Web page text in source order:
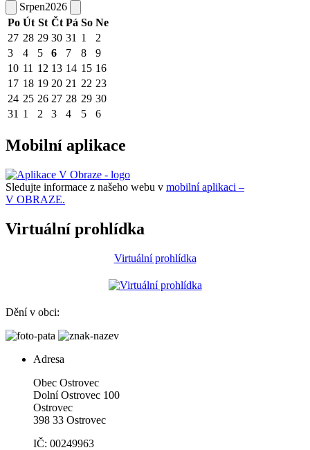
Srpen2026
Po Út St Čt Pá So Ne
27 28 29 30 31 1
2
3
4 5 6 7 8
9
10 11 12 13 14 15 16
17 18 19 20 21 22 23
24 25 26 27 28 29 30
31 1 2 3 4 5 6
Mobilní aplikace
Sledujte informace z našeho webu v mobilní aplikaci –
V OBRAZE.
Virtuální prohlídka
Virtuální prohlídka
Dění v obci:
Adresa
Obec Ostrovec
Dolní Ostrovec 100
Ostrovec
398 33 Ostrovec
IČ: 00249963